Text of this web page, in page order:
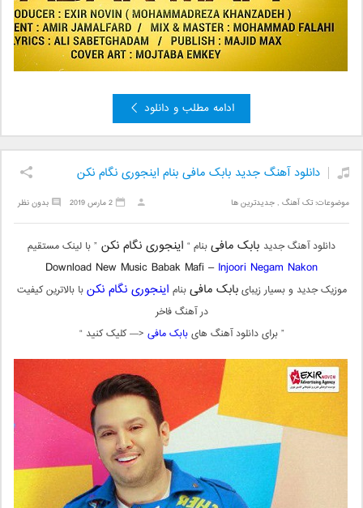
ادامه مطلب و دانلود
دانلود آهنگ جدید بابک مافی بنام اینجوری نگام نکن
موضوعات:تک آهنگ ,جدیدترین ها بدون نظر 2 مارس 2019
دانلود آهنگ جدید بابک مافیبنام “ اینجوری نگام نکن ” با لینک مستقیم
Download New Music Babak Mafi – Injoori Negam Nakon
موزیک جدید و بسیار زیبایبابک مافیبنام اینجوری نگام نکنبا بالاترین کیفیت
در آهنگ فاخر
” برای دانلود آهنگ هایبابک مافی <— کلیک کنید “